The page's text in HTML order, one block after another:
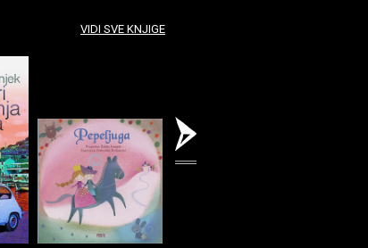
VIDI SVE KNJIGE